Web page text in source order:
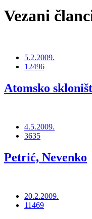
Vezani
5.2.2009.
12496
Atomsko
4.5.2009.
3635
Petrić, Nevenko
20.2.2009.
11469